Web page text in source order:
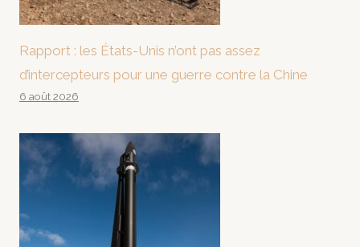
Rapport : les États-Unis n’ont pas assez
d’intercepteurs pour une guerre contre la Chine
6 août 2026